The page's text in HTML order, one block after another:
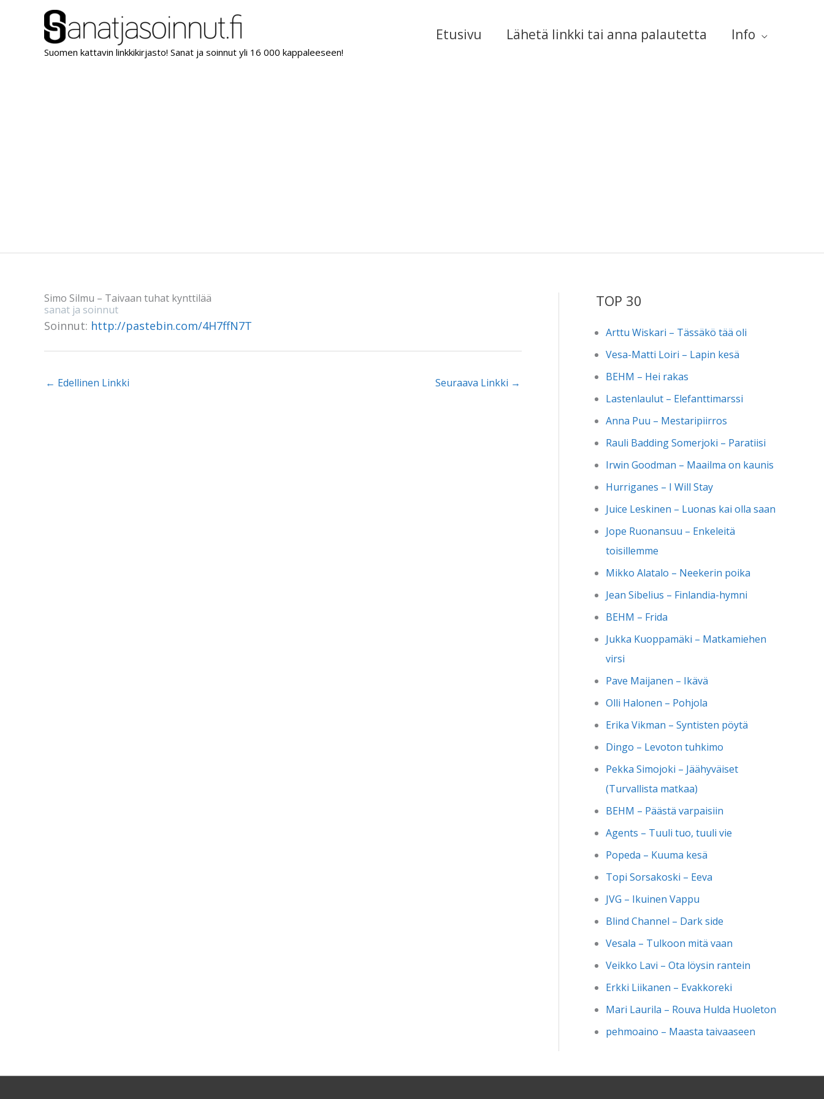
Suomen kattavin linkkikirjasto! Sanat ja soinnut yli 16 000 kappaleeseen!
Etusivu Lähetä linkki tai anna palautetta Info
Simo Silmu – Taivaan tuhat kynttilää
sanat ja soinnut
Soinnut: http://pastebin.com/4H7ffN7T
← Edellinen Linkki Seuraava Linkki →
TOP 30
Arttu Wiskari – Tässäkö tää oli
Vesa-Matti Loiri – Lapin kesä
BEHM – Hei rakas
Lastenlaulut – Elefanttimarssi
Anna Puu – Mestaripiirros
Rauli Badding Somerjoki – Paratiisi
Irwin Goodman – Maailma on kaunis
Hurriganes – I Will Stay
Juice Leskinen – Luonas kai olla saan
Jope Ruonansuu – Enkeleitä
toisillemme
Mikko Alatalo – Neekerin poika
Jean Sibelius – Finlandia-hymni
BEHM – Frida
Jukka Kuoppamäki – Matkamiehen
virsi
Pave Maijanen – Ikävä
Olli Halonen – Pohjola
Erika Vikman – Syntisten pöytä
Dingo – Levoton tuhkimo
Pekka Simojoki – Jäähyväiset
(Turvallista matkaa)
BEHM – Päästä varpaisiin
Agents – Tuuli tuo, tuuli vie
Popeda – Kuuma kesä
Topi Sorsakoski – Eeva
JVG – Ikuinen Vappu
Blind Channel – Dark side
Vesala – Tulkoon mitä vaan
Veikko Lavi – Ota löysin rantein
Erkki Liikanen – Evakkoreki
Mari Laurila – Rouva Hulda Huoleton
pehmoaino – Maasta taivaaseen